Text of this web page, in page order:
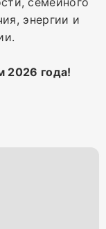
энергии и
2026 года!